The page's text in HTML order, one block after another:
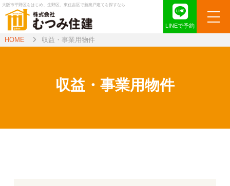
大阪市平野区をはじめ、生野区、東住吉区で新築戸建てを探すなら
LINEで予約
HOME 収益・事業用物件
収益・事業用物件